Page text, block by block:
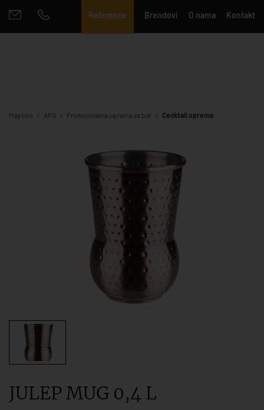
Reference Brendovi O nama Kontakt
Mayoko APS Profesionalna oprema za bar Cocktail oprema
JULEP MUG 0,4 L